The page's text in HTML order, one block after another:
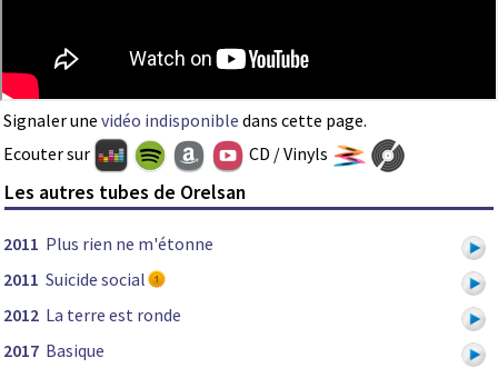
Signaler une vidéo indisponible dans cette page.
Ecouter sur
CD / Vinyls
Les autres tubes de Orelsan
2011 Plus rien ne m'étonne
2011 Suicide social
2012 La terre est ronde
2017 Basique